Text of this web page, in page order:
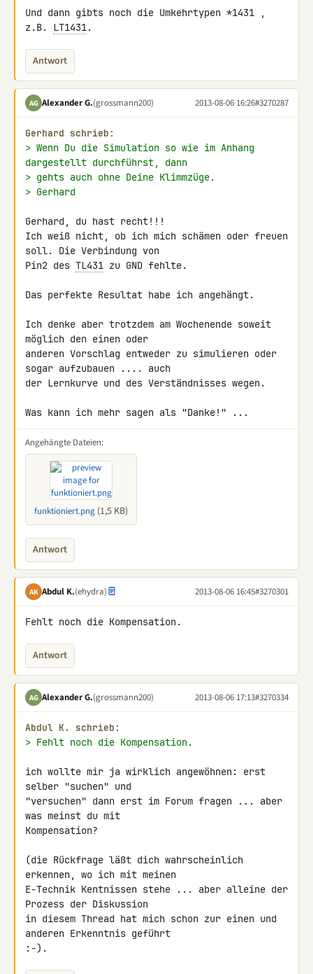
Und dann gibts noch die Umkehrtypen *1431 ,
z.B. LT1431.
Antwort
AG Alexander G.(grossmann200) 2013-08-06 16:26#3270287
Gerhard schrieb:
> Wenn Du die Simulation so wie im Anhang
dargestellt durchführst, dann
> gehts auch ohne Deine Klimmzüge.
> Gerhard
Gerhard, du hast recht!!!
Ich weiß nicht, ob ich mich schämen oder freuen
soll. Die Verbindung von
Pin2 des TL431 zu GND fehlte.
Das perfekte Resultat habe ich angehängt.
Ich denke aber trotzdem am Wochenende soweit
möglich den einen oder
anderen Vorschlag entweder zu simulieren oder
sogar aufzubauen .... auch
der Lernkurve und des Verständnisses wegen.
Was kann ich mehr sagen als "Danke!" ...
Angehängte Dateien:
funktioniert.png (1,5 KB)
Antwort
AK Abdul K.(ehydra) 2013-08-06 16:45#3270301
Fehlt noch die Kompensation.
Antwort
AG Alexander G.(grossmann200) 2013-08-06 17:13#3270334
Abdul K. schrieb:
> Fehlt noch die Kompensation.
ich wollte mir ja wirklich angewöhnen: erst
selber "suchen" und
"versuchen" dann erst im Forum fragen ... aber
was meinst du mit
Kompensation?
(die Rückfrage läßt dich wahrscheinlich
erkennen, wo ich mit meinen
E-Technik Kentnissen stehe ... aber alleine der
Prozess der Diskussion
in diesem Thread hat mich schon zur einen und
anderen Erkenntnis geführt
:-).